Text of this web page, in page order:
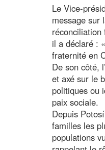
Le Vice-
message sur
réconciliation
il a déclaré :
fraternité en
De son côté,
et axé sur le
politiques ou
paix sociale.
Depuis
familles les
populations